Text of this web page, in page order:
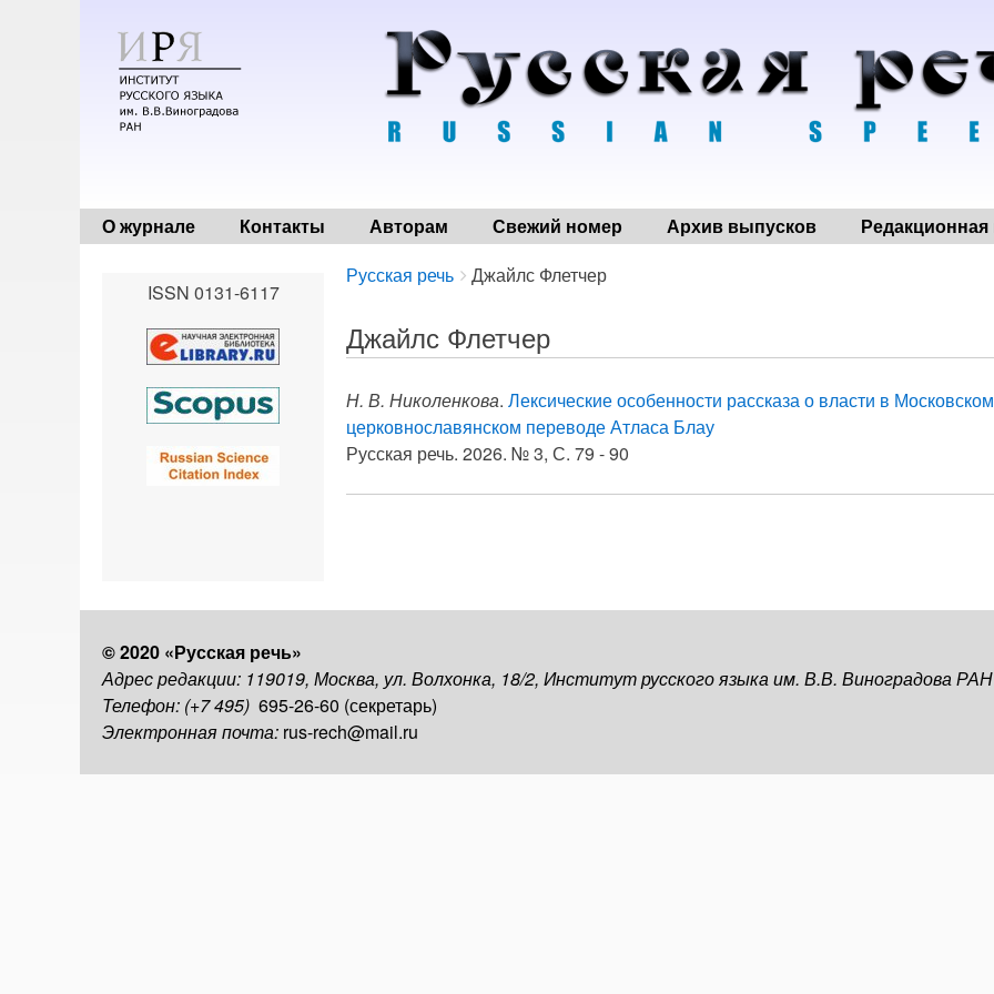
О журнале Контакты Авторам Свежий номер Архив выпусков Редакционная
Breadcrumbs
You
here:
Русская речь Джайлс Флетчер
Джайлс Флетчер
Н. В. Николенкова. Лексические особенности рассказа о власти в
церковнославянском переводе Атласа Блау
Русская речь. 2026. № 3, С. 79 - 90
ISSN 0131-6117
© 2020 «Русская речь»
Адрес редакции: 119019, Москва, ул. Волхонка, 18/2, Институт русского языка им. В.В. Виноградова РАН
Телефон: (+7 495) 695-26-60 (секретарь)
Электронная почта: rus-rech@mail.ru